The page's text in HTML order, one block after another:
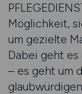
Möglichkeit,
um gezielte
Dabei geht es
– es geht um